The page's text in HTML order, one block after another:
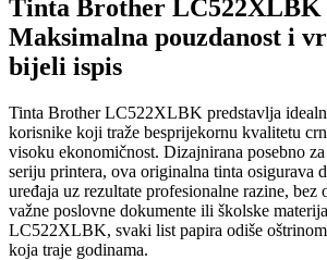
Tinta Brother LC522XLBK
Maksimalna pouzdanost i
bijeli ispis
Tinta Brother LC522XLBK predstavlja
korisnike koji traže besprijekornu kvalitetu
visoku ekonomičnost. Dizajnirana posebno
seriju printera, ova originalna tinta osigurava
uređaja uz rezultate profesionalne razine, bez
važne poslovne dokumente ili školske
LC522XLBK, svaki list papira odiše
koja traje godinama.